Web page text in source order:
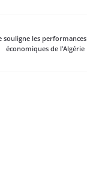
souligne les performances
économiques de l’Algérie